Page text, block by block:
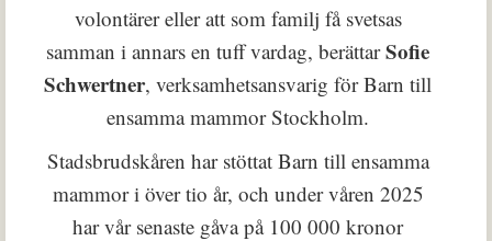
volontärer eller att som familj få svetsas
samman i annars en tuff vardag, berättarSofie
Schwertner, verksamhetsansvarig för Barn till
ensamma mammor Stockholm.
Stadsbrudskåren har stöttat Barn till ensamma
mammor i över tio år, och under våren 2025
har vår senaste gåva på 100 000 kronor